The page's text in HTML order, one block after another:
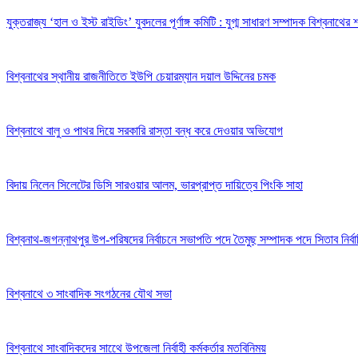
যুক্তরাজ্য ‘হাল ও ইস্ট রাইডিং’ যুবদলের পূর্ণাঙ্গ কমিটি : যুগ্ম সাধারণ সম্পাদক বিশ্বনাথের
বিশ্বনাথের স্থানীয় রাজনীতিতে ইউপি চেয়ারম্যান দয়াল উদ্দিনের চমক
বিশ্বনাথে বালু ও পাথর দিয়ে সরকারি রাস্তা বন্ধ করে দেওয়ার অভিযোগ
বিদায় নিলেন সিলেটের ডিসি সারওয়ার আলম, ভারপ্রাপ্ত দায়িত্বে পিংকি সাহা
বিশ্বনাথ-জগন্নাথপুর উপ-পরিষদের নির্বাচনে সভাপতি পদে তৈমুছ সম্পাদক পদে সিতাব
বিশ্বনাথে ৩ সাংবাদিক সংগঠনের যৌথ সভা
বিশ্বনাথে সাংবাদিকদের সাথেে উপজেলা নির্বাহী কর্মকর্তার মতবিনিময়